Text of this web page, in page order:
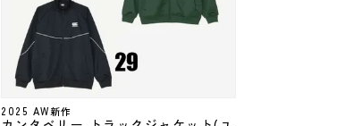
2025 AW新作